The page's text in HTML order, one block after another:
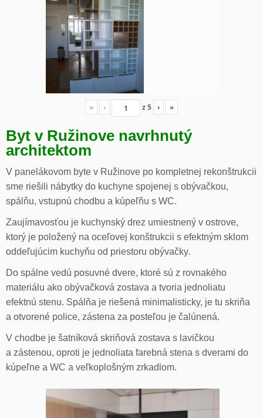
« ‹ z5 › »
Byt v Ružinove navrhnutý
architektom
V panelákovom byte v Ružinove po kompletnej rekonštrukcii
sme riešili nábytky do kuchyne spojenej s obývačkou,
spálňu, vstupnú chodbu a kúpeľňu s WC.
Zaujímavosťou je kuchynský drez umiestnený v ostrove,
ktorý je položený na oceľovej konštrukcii s efektným sklom
oddeľujúcim kuchyňu od priestoru obývačky.
Do spálne vedú posuvné dvere, ktoré sú z rovnakého
materiálu ako obývačková zostava a tvoria jednoliatu
efektnú stenu. Spálňa je riešená minimalisticky, je tu skriňa
a otvorené police, zástena za posteľou je čalúnená.
V chodbe je šatníková skriňová zostava s lavičkou
a zástenou, oproti je jednoliata farebná stena s dverami do
kúpeľne a WC a veľkoplošným zrkadlom.